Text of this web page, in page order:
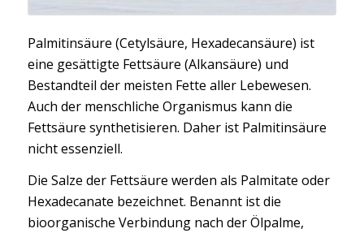
Palmitinsäure (Cetylsäure, Hexadecansäure) ist
eine gesättigte Fettsäure (Alkansäure) und
Bestandteil der meisten Fette aller Lebewesen.
Auch der menschliche Organismus kann die
Fettsäure synthetisieren. Daher ist Palmitinsäure
nicht essenziell.
Die Salze der Fettsäure werden als Palmitate oder
Hexadecanate bezeichnet. Benannt ist die
bioorganische Verbindung nach der Ölpalme,